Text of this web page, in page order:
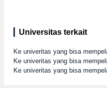
Universitas terkait
Ke univeritas yang bisa
Ke univeritas yang bisa
Ke univeritas yang bisa